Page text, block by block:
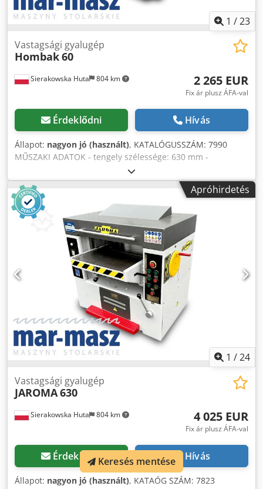
1 /23
Sierakowska Huta 804 km
Vastagsági gyalugép
Hombak60
2 265 EUR
Fix ár plusz ÁFA-val
Érdeklődni Hívás
Állapot: nagyon jó (használt), KATALÓGUSSZÁM: 7990
MŰSZAKI ADATOK - tengely szélessége: 630 mm -
megmunkálható alkatrész maximális vastagsága: 200 mm –
felülről: - reteszek - fogaskerekes, húzó adagoló tengely -
nyomóhenger - gyalu tengely - nyomóhenger - sima, húzó
kimenő tengely – alulról: - állítható hengerek az alsó
asztalon 2 db - kb. 5,5 kW-os motor - 2 féle előtolási
sebesség - előtolás motor 0,55 kW - méretek
(hossz/szélesség/magasság): 1200x130x1100 mm - súly:
1093 kg ELŐNYÖK - német gyártás Chedpszp N Tcefx
Akwsa - használt vastagfaroló gép, nagyon jó állapotban
Nettó ár: 9500 PLN Nettó ár: 2265 EUR, a 4,20 EUR-os
árfolyamtól függően (Az árak a nagyobb ingadozásokkal
Apróhirdetés
1 /24
Sierakowska Huta 804 km
Vastagsági gyalugép
JAROMA630
4 025 EUR
Fix ár plusz ÁFA-val
Érdeklődni Hívás
Állapot: nagyon jó (használt), KATAÓG SZÁM: 7823
Keresés mentése